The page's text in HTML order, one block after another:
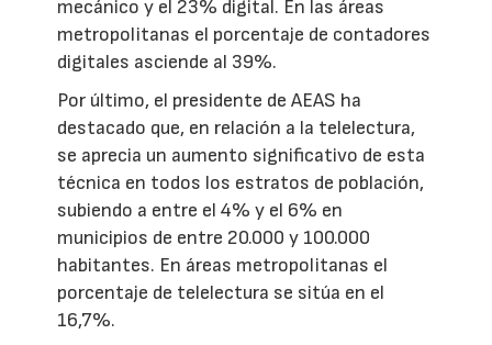
mecánico y el 23% digital. En las áreas
metropolitanas el porcentaje de contadores
digitales asciende al 39%.
Por último, el presidente de AEAS ha
destacado que, en relación a la telelectura,
se aprecia un aumento significativo de esta
técnica en todos los estratos de población,
subiendo a entre el 4% y el 6% en
municipios de entre 20.000 y 100.000
habitantes. En áreas metropolitanas el
porcentaje de telelectura se sitúa en el
16,7%.